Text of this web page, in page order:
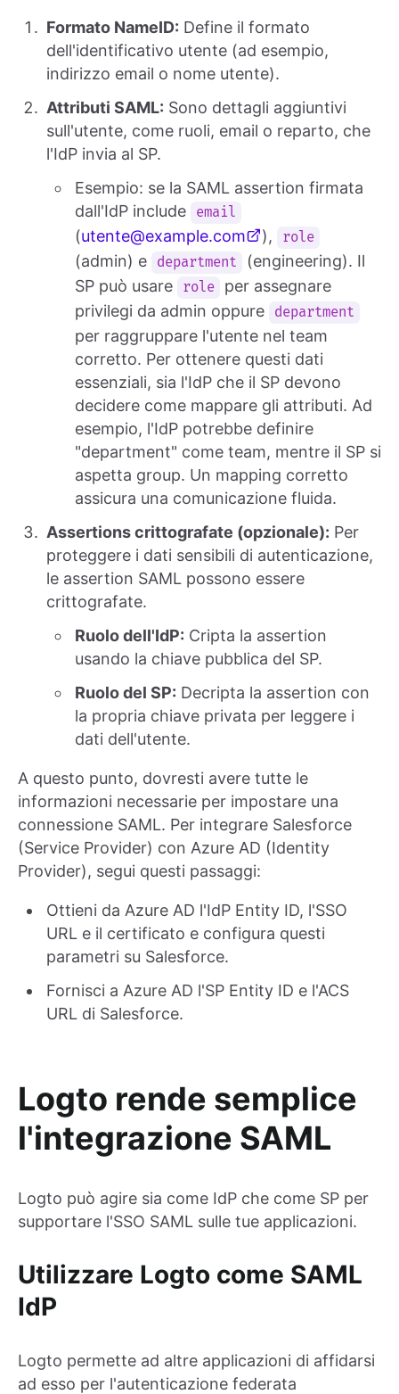
Formato NameID: Define il formato
dell'identificativo utente (ad esempio,
indirizzo email o nome utente).
Attributi SAML: Sono dettagli aggiuntivi
sull'utente, come ruoli, email o reparto, che
l'IdP invia al SP.
Esempio: se la SAML assertion firmata
dall'IdP include
email
(utente@example.com ), role
(admin) e department
(engineering). Il
SP può usare
role
per assegnare
privilegi da admin oppure
department
per raggruppare l'utente nel team
corretto. Per ottenere questi dati
essenziali, sia l'IdP che il SP devono
decidere come mappare gli attributi. Ad
esempio, l'IdP potrebbe definire
"department" come team, mentre il SP si
aspetta group. Un mapping corretto
assicura una comunicazione fluida.
Assertions crittografate (opzionale): Per
proteggere i dati sensibili di autenticazione,
le assertion SAML possono essere
crittografate.
Ruolo dell'IdP: Cripta la assertion
usando la chiave pubblica del SP.
Ruolo del SP: Decripta la assertion con
la propria chiave privata per leggere i
dati dell'utente.
A questo punto, dovresti avere tutte le
informazioni necessarie per impostare una
connessione SAML. Per integrare Salesforce
(Service Provider) con Azure AD (Identity
Provider), segui questi passaggi:
Ottieni da Azure AD l'IdP Entity ID, l'SSO
URL e il certificato e configura questi
parametri su Salesforce.
Fornisci a Azure AD l'SP Entity ID e l'ACS
URL di Salesforce.
Logto rende semplice
l'integrazione SAML
Logto può agire sia come IdP che come SP per
supportare l'SSO SAML sulle tue applicazioni.
Utilizzare Logto come SAML
IdP
Logto permette ad altre applicazioni di affidarsi
ad esso per l'autenticazione federata